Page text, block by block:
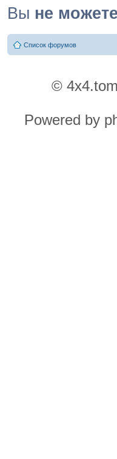
Вы не можете
Список форумов
©
Powered by